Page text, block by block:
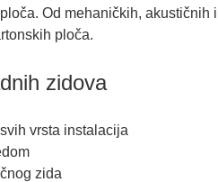
Od mehaničkih, akustičnih
ploča.
zidova
vrsta instalacija
zida